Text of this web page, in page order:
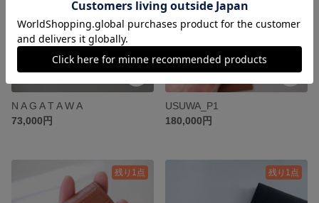
N A G A T A W A
73,000円
USUWA_P1
180,000円
残り1点 残り1点